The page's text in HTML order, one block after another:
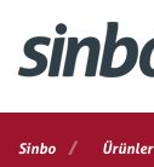
Sinbo / Ürünler